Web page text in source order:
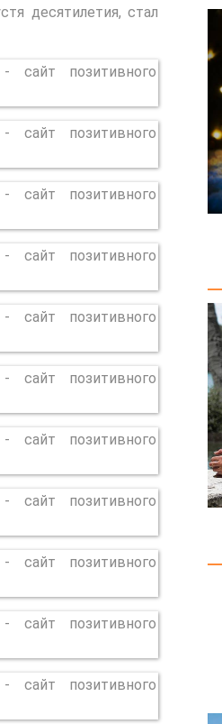
десятилетия, стал